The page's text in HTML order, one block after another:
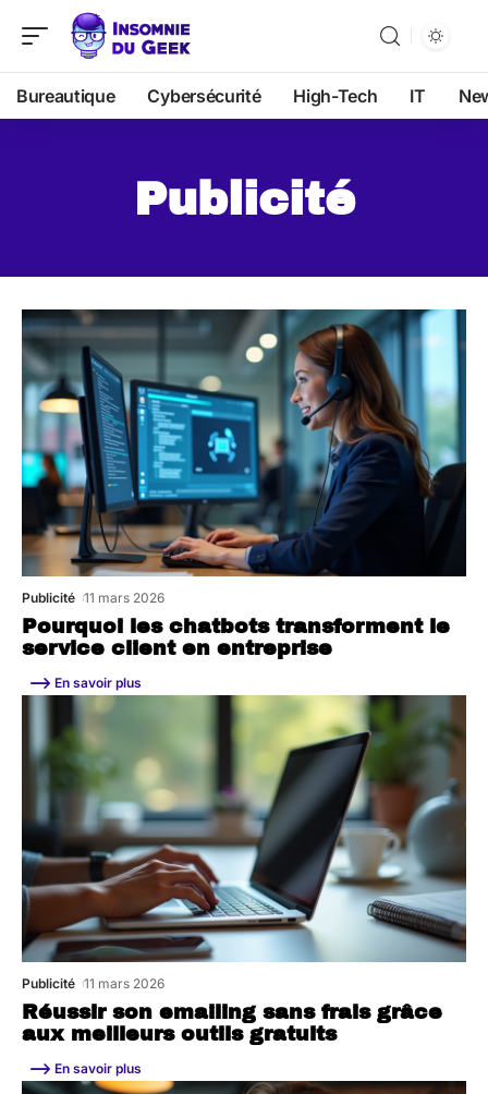
Bureautique Cybersécurité High-Tech IT
Publicité
Pourquoi les chatbots transforment le
service client en entreprise
Publicité 11 mars 2026
En savoir plus
Réussir son emailing sans frais grâce
aux meilleurs outils gratuits
Publicité 11 mars 2026
En savoir plus